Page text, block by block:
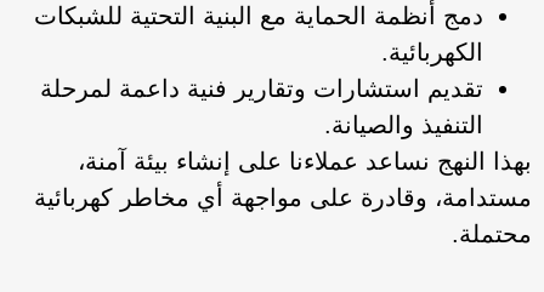
دمج أنظمة الحماية مع البنية التحتية للشبكات
الكهربائية.
تقديم استشارات وتقارير فنية داعمة لمرحلة
التنفيذ والصيانة.
بهذا النهج نساعد عملاءنا على إنشاء بيئة آمنة،
مستدامة، وقادرة على مواجهة أي مخاطر كهربائية
محتملة.